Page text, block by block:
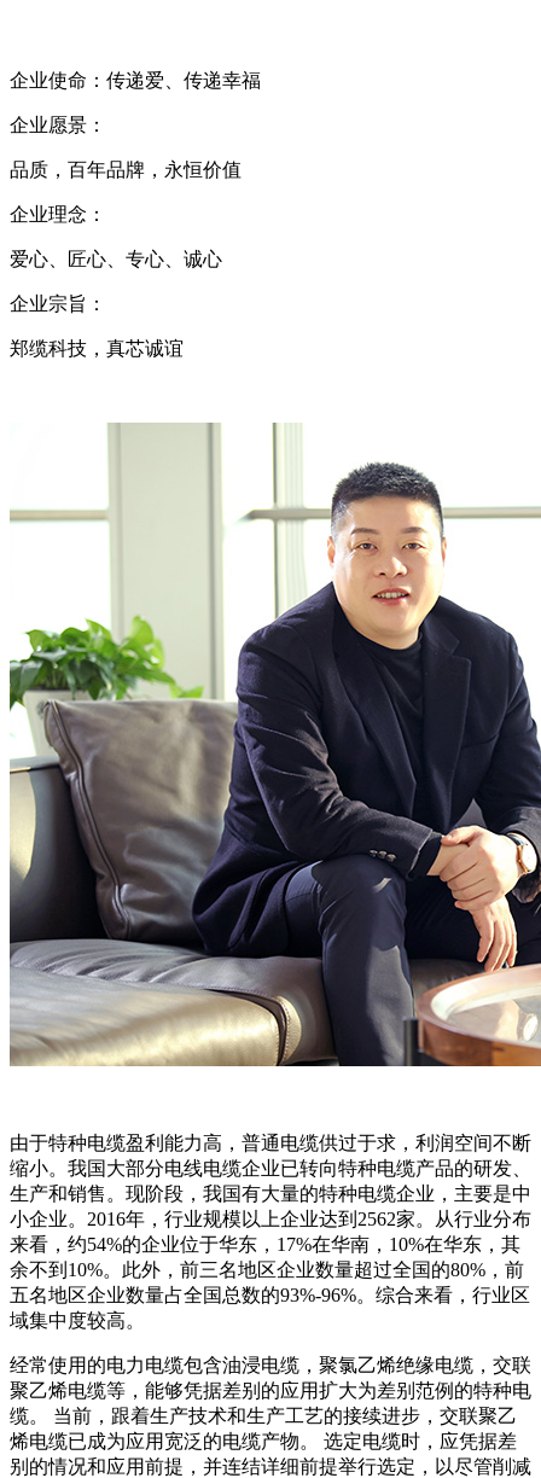
企业使命：传递爱、传递幸福
企业愿景：
品质，百年品牌，永恒价值
企业理念：
爱心、匠心、专心、诚心
企业宗旨：
郑缆科技，真芯诚谊
由于特种电缆盈利能力高，普通电缆供过于求，利润空间不断
缩小。我国大部分电线电缆企业已转向特种电缆产品的研发、
生产和销售。现阶段，我国有大量的特种电缆企业，主要是中
小企业。2016年，行业规模以上企业达到2562家。从行业分布
来看，约54%的企业位于华东，17%在华南，10%在华东，其
余不到10%。此外，前三名地区企业数量超过全国的80%，前
五名地区企业数量占全国总数的93%-96%。综合来看，行业区
域集中度较高。
经常使用的电力电缆包含油浸电缆，聚氯乙烯绝缘电缆，交联
聚乙烯电缆等，能够凭据差别的应用扩大为差别范例的特种电
缆。 当前，跟着生产技术和生产工艺的接续进步，交联聚乙
烯电缆已成为应用宽泛的电缆产物。 选定电缆时，应凭据差
别的情况和应用前提，并连结详细前提举行选定，以尽管削减